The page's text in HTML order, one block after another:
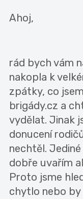
Ahoj,
rád bych vám
nakopla k
zpátky, co
brigády.cz a
vydělat. Jinak
donucení
nechtěl.
dobře uvařím
Proto jsme
chytlo nebo